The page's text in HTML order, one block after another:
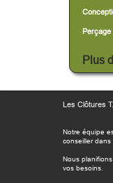
Plus
Les Clôtures
Notre équipe
conseiller dans
Nous
vos besoins.